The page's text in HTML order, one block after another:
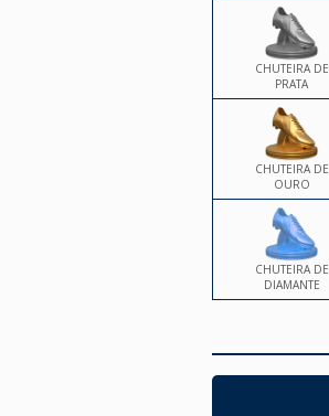
CHUTEIRA DE
PRATA
CHUTEIRA DE
OURO
CHUTEIRA DE
DIAMANTE